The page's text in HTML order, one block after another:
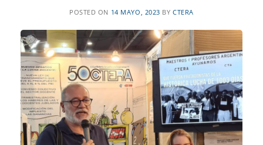
POSTED ON 14 MAYO, 2023 BYCTERA